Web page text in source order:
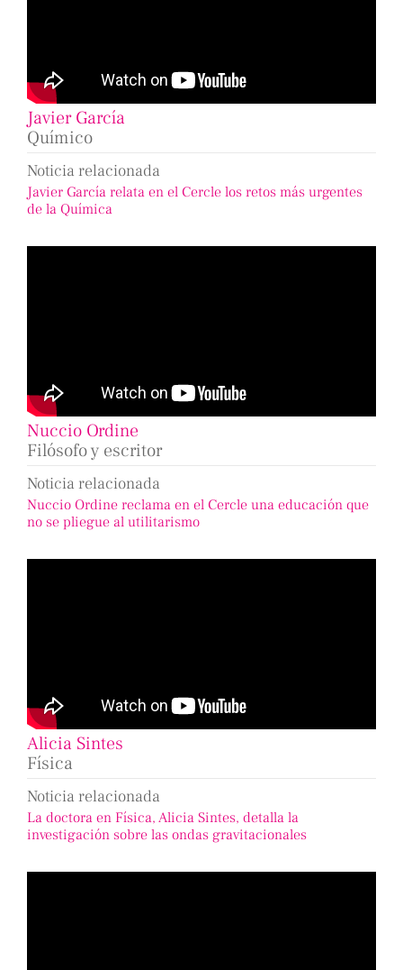
Javier García
Químico
Noticia relacionada
Javier García relata en el Cercle los retos más urgentes
de la Química
Nuccio Ordine
Filósofo y escritor
Noticia relacionada
Nuccio Ordine reclama en el Cercle una educación que
no se pliegue al utilitarismo
Alicia Sintes
Física
Noticia relacionada
La doctora en Física, Alicia Sintes, detalla la
investigación sobre las ondas gravitacionales